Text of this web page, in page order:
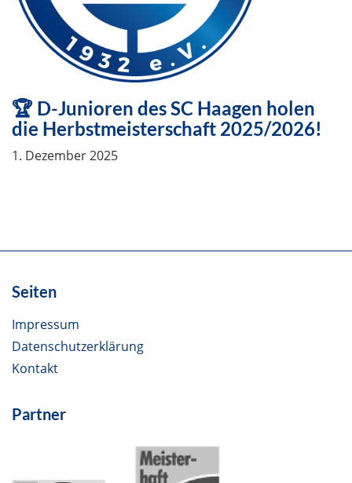
🏆 D-Junioren des SC Haagen holen
die Herbstmeisterschaft 2025/2026!
1. Dezember 2025
Seiten
Impressum
Datenschutzerklärung
Kontakt
Partner